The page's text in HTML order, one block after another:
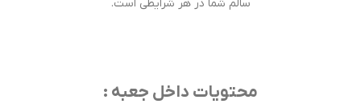
سالم شما در هر شرایطی است.
محتویات داخل جعبه :